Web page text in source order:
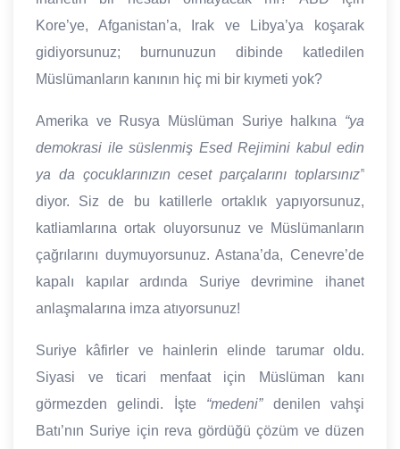
Kore’ye, Afganistan’a, Irak ve Libya’ya koşarak
gidiyorsunuz; burnunuzun dibinde katledilen
Müslümanların kanının hiç mi bir kıymeti yok?
Amerika ve Rusya Müslüman Suriye halkına “ya
demokrasi ile süslenmiş Esed Rejimini kabul edin
ya da çocuklarınızın ceset parçalarını toplarsınız”
diyor. Siz de bu katillerle ortaklık yapıyorsunuz,
katliamlarına ortak oluyorsunuz ve Müslümanların
çağrılarını duymuyorsunuz. Astana’da, Cenevre’de
kapalı kapılar ardında Suriye devrimine ihanet
anlaşmalarına imza atıyorsunuz!
Suriye kâfirler ve hainlerin elinde tarumar oldu.
Siyasi ve ticari menfaat için Müslüman kanı
görmezden gelindi. İşte “medeni”denilen vahşi
Batı’nın Suriye için reva gördüğü çözüm ve düzen